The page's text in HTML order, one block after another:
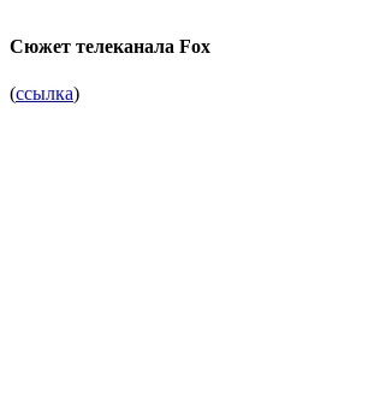
Сюжет телеканала Fox
(ссылка)